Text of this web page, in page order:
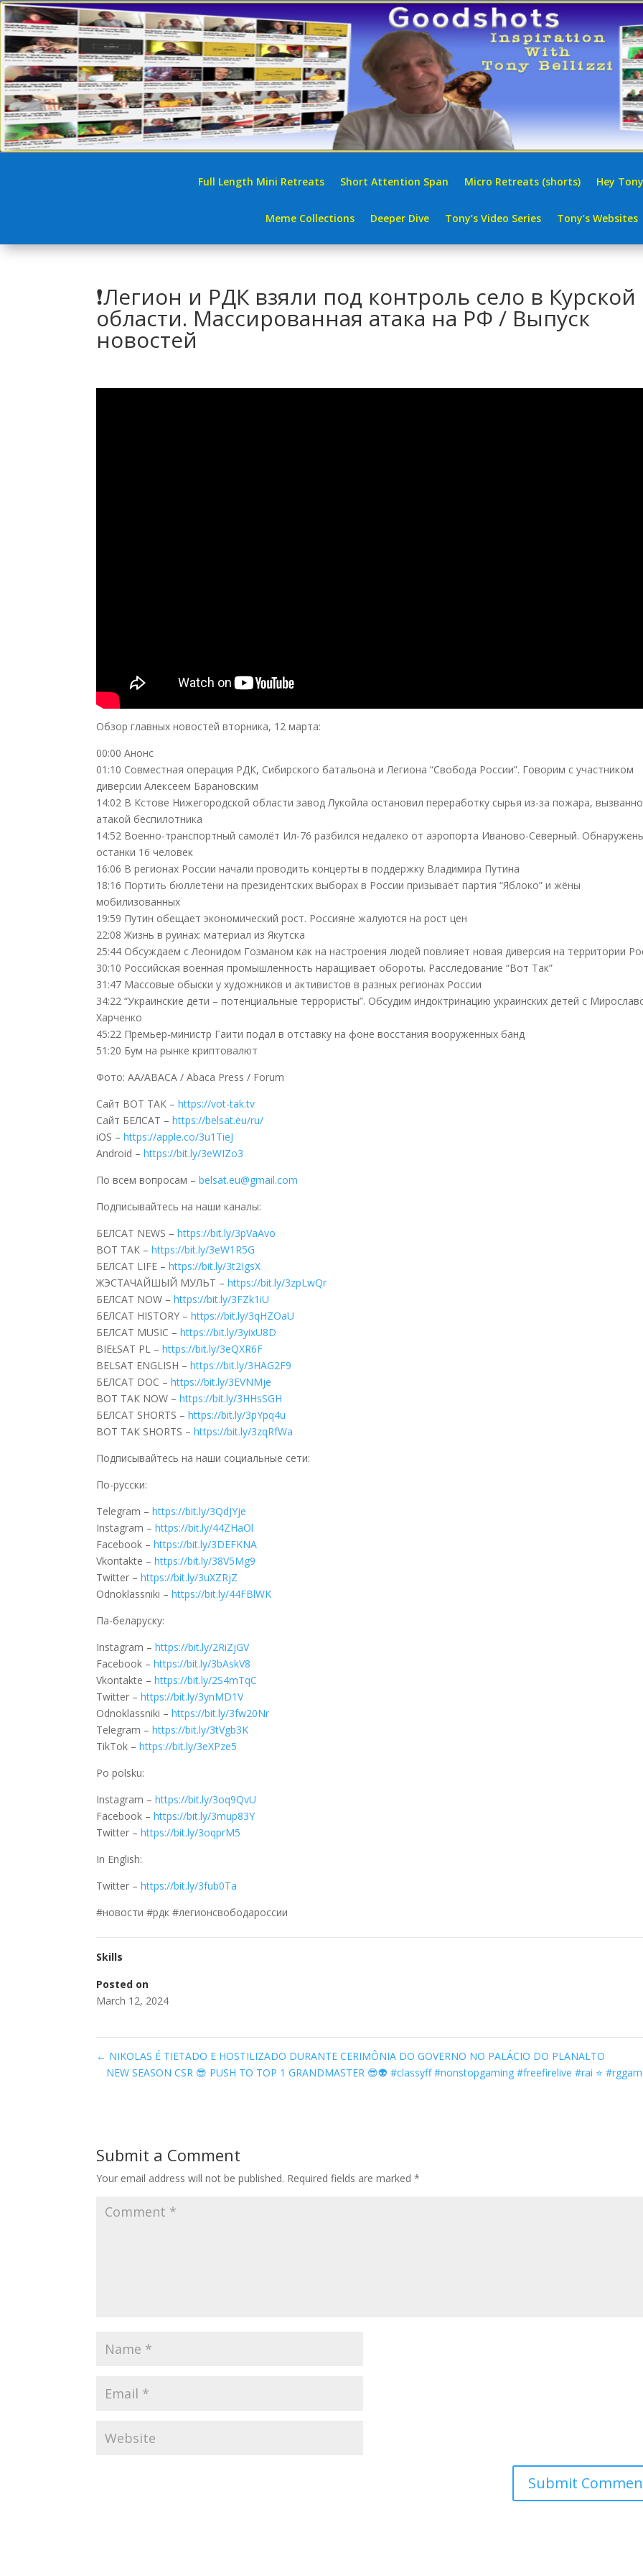
Full Length Mini Retreats Short Attention Span Micro Retreats (shorts) Hey
Meme Collections Deeper Dive Tony’s Video Series Tony’s Websites
❗Легион и РДК взяли под контроль село в Курской
области. Массированная атака на РФ / Выпуск
новостей
Обзор главных новостей вторника, 12 марта:
00:00 Анонс
01:10 Совместная операция РДК, Сибирского батальона и Легиона “Свобода России”. Говорим с участником
диверсии Алексеем Барановским
14:02 В Кстове Нижегородской области завод Лукойла остановил переработку сырья из-за пожара,
атакой беспилотника
14:52 Военно-транспортный самолёт Ил-76 разбился недалеко от аэропорта Иваново-Северный.
останки 16 человек
16:06 В регионах России начали проводить концерты в поддержку Владимира Путина
18:16 Портить бюллетени на президентских выборах в России призывает партия “Яблоко” и жёны
мобилизованных
19:59 Путин обещает экономический рост. Россияне жалуются на рост цен
22:08 Жизнь в руинах: материал из Якутска
25:44 Обсуждаем с Леонидом Гозманом как на настроения людей повлияет новая диверсия на территории
30:10 Российская военная промышленность наращивает обороты. Расследование “Вот Так”
31:47 Массовые обыски у художников и активистов в разных регионах России
34:22 “Украинские дети – потенциальные террористы”. Обсудим индоктринацию украинских детей с
Харченко
45:22 Премьер-министр Гаити подал в отставку на фоне восстания вооруженных банд
51:20 Бум на рынке криптовалют
Фото: AA/ABACA / Abaca Press / Forum
Сайт ВОТ ТАК –https://vot-tak.tv
Сайт БЕЛСАТ –https://belsat.eu/ru/
iOS –https://apple.co/3u1TieJ
Android –https://bit.ly/3eWIZo3
По всем вопросам –belsat.eu@gmail.com
Подписывайтесь на наши каналы:
БЕЛСАТ NEWS –https://bit.ly/3pVaAvo
ВОТ ТАК –https://bit.ly/3eW1R5G
БЕЛСАТ LIFE –https://bit.ly/3t2IgsX
ЖЭСТАЧАЙШЫЙ МУЛЬТ –https://bit.ly/3zpLwQr
БЕЛСАТ NOW –https://bit.ly/3FZk1iU
БЕЛСАТ HISTORY –https://bit.ly/3qHZOaU
БЕЛСАТ MUSIC –https://bit.ly/3yixU8D
BIEŁSAT PL –https://bit.ly/3eQXR6F
BELSAT ENGLISH –https://bit.ly/3HAG2F9
БЕЛСАТ DOC –https://bit.ly/3EVNMje
ВОТ ТАК NOW –https://bit.ly/3HHsSGH
БЕЛСАТ SHORTS –https://bit.ly/3pYpq4u
ВОТ ТАК SHORTS –https://bit.ly/3zqRfWa
Подписывайтесь на наши социальные сети:
По-русски:
Telegram –https://bit.ly/3QdJYje
Instagram –https://bit.ly/44ZHaOl
Facebook –https://bit.ly/3DEFKNA
Vkontakte –https://bit.ly/38V5Mg9
Twitter –https://bit.ly/3uXZRjZ
Odnoklassniki –https://bit.ly/44FBlWK
Па-беларуску:
Instagram –https://bit.ly/2RiZjGV
Facebook –https://bit.ly/3bAskV8
Vkontakte –https://bit.ly/2S4mTqC
Twitter –https://bit.ly/3ynMD1V
Odnoklassniki –https://bit.ly/3fw20Nr
Telegram –https://bit.ly/3tVgb3K
TikTok –https://bit.ly/3eXPze5
Po polsku:
Instagram –https://bit.ly/3oq9QvU
Facebook –https://bit.ly/3mup83Y
Twitter –https://bit.ly/3oqprM5
In English:
Twitter –https://bit.ly/3fub0Ta
#новости #рдк #легионсвободароссии
Skills
Posted on
March 12, 2024
← NIKOLAS É TIETADO E HOSTILIZADO DURANTE CERIMÔNIA DO GOVERNO NO PALÁCIO DO PLANALTO
NEW SEASON CSR 😎 PUSH TO TOP 1 GRANDMASTER 😎👽 #classyff #nonstopgaming #freefirelive #rai ⭐
Submit a Comment
Your email address will not be published. Required fields are marked*